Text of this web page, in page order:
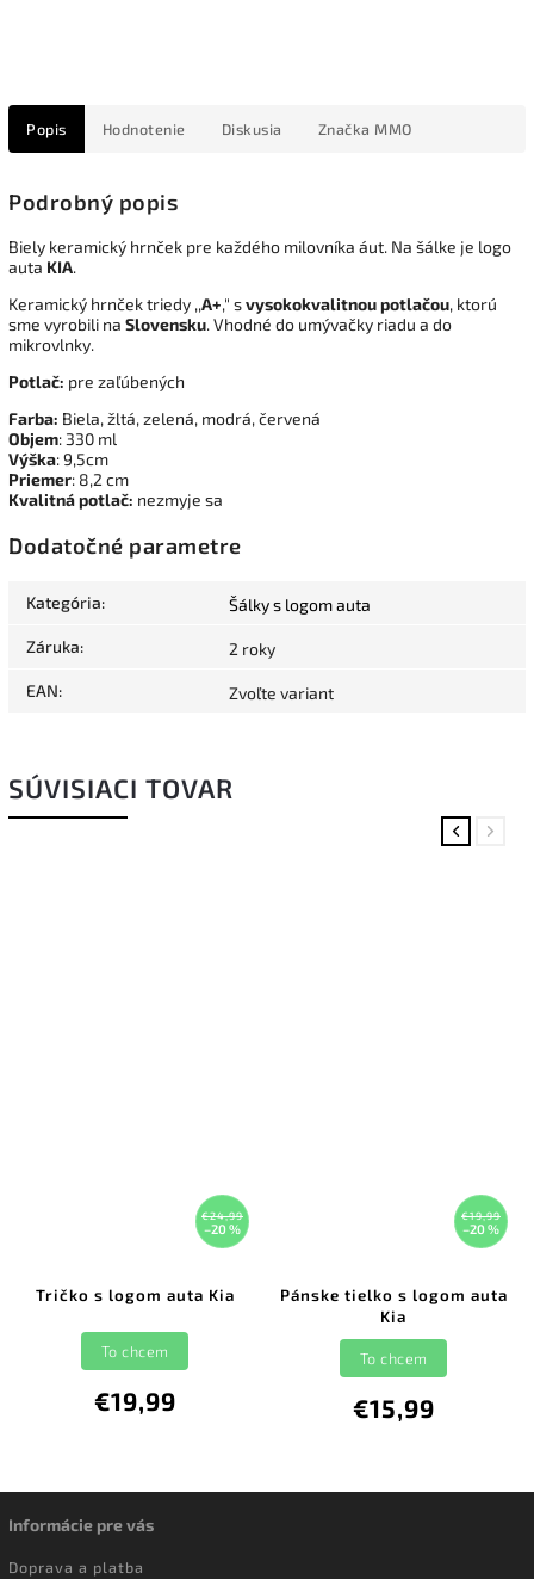
Popis Hodnotenie Diskusia Značka MMO
Podrobný popis
Biely keramický hrnček pre každého milovníka áut. Na šálke je logo
auta KIA.
Keramický hrnček triedy ,,A+," svysokokvalitnoupotlačou, ktorú
sme vyrobili na Slovensku. Vhodné do umývačky riadu a do
mikrovlnky.
Potlač: pre zaľúbených
Farba: Biela, žltá, zelená, modrá, červená
Objem: 330 ml
Výška: 9,5cm
Priemer: 8,2 cm
Kvalitná potlač: nezmyje sa
Dodatočné parametre
Kategória: Šálky s logom auta
Záruka: 2 roky
EAN: Zvoľte variant
SÚVISIACI TOVAR
Previous
€24,99
–20 %
Tričko s logom auta Kia
€19,99
To chcem
€19,99
–20 %
Pánske tielko s logom auta
Kia
€15,99
To chcem
Next
Informácie pre vás
Doprava a platba